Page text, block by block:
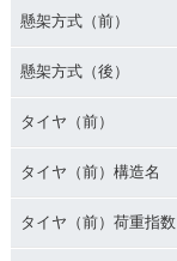
懸架方式（前）
懸架方式（後）
タイヤ（前）
タイヤ（前）構造名
タイヤ（前）荷重指数